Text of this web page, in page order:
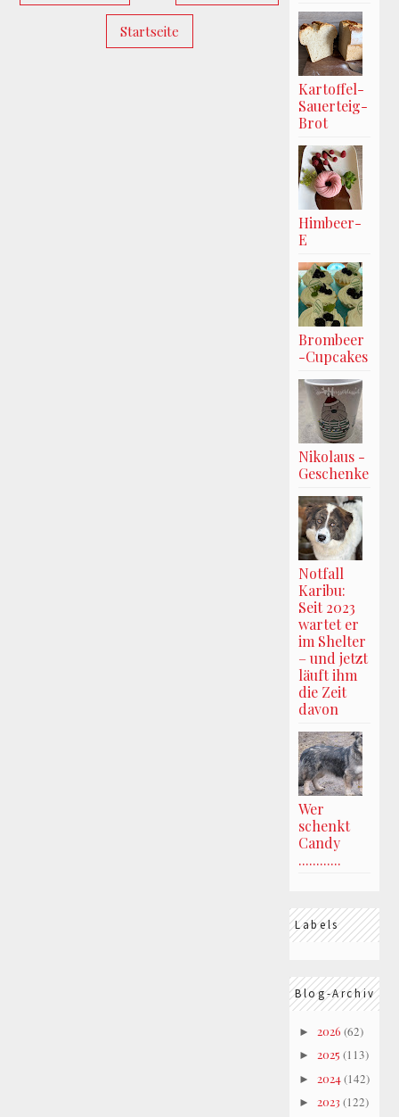
Startseite
Kartoffel-
Sauerteig-
Brot
Himbeer-
E
Brombeer
-Cupcakes
Nikolaus -
Geschenke
Notfall
Karibu:
Seit 2023
wartet er
im Shelter
– und jetzt
läuft ihm
die Zeit
davon
Wer
schenkt
Candy
............
Labels
Blog-Archiv
► 2026 (62)
► 2025 (113)
► 2024(142)
► 2023 (122)